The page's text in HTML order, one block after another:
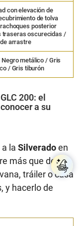
con elevación de
de tolva
posterior
traseras oscurecidas /
arrastre
metálico / Gris
/ Gris tiburón
200: el
a su
la Silveradoen
más que de
tráiler o casa
y hacerlo de